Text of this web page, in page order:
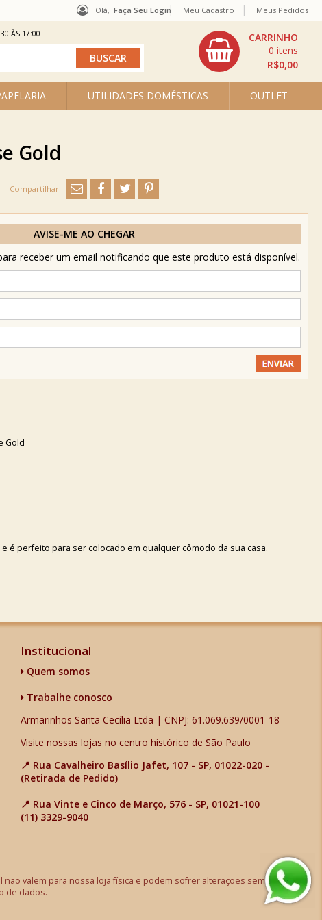
Olá, Faça Seu Login
UTILIDADES DOMÉSTICAS OUTLET
R$0,00
0
Meu Cadastro Meus Pedidos
ÀS 17:00
Gold
AVISE-ME AO CHEGAR
receber um email notificando que este produto está disponível.
Gold
é perfeito para ser colocado em qualquer cômodo da sua casa.
Institucional
Quem somos
Trabalhe conosco
Armarinhos Santa Cecília Ltda | CNPJ: 61.069.639/0001-18
Visite nossas lojas no centro histórico de São Paulo
📍 Rua Cavalheiro Basílio Jafet, 107 - SP, 01022-020 -
(Retirada de Pedido)
📍 Rua Vinte e Cinco de Março, 576 - SP, 01021-100
(11) 3329-9040
valem para nossa loja física e podem sofrer alterações sem aviso
de dados.